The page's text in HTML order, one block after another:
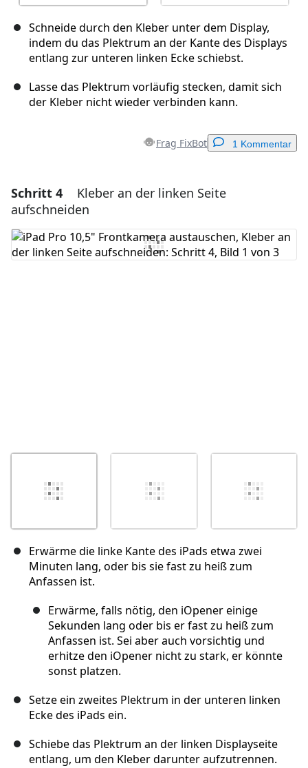
Schneide durch den Kleber unter dem Display,
indem du das Plektrum an der Kante des Displays
entlang zur unteren linken Ecke schiebst.
Lasse das Plektrum vorläufig stecken, damit sich
der Kleber nicht wieder verbinden kann.
Frag FixBot 1 Kommentar
Einen Kommentar hinzufügen
Kommentar hinzufügen
Schritt 4
Kleber an der linken Seite
aufschneiden
Erwärme die linke Kante des iPads etwa zwei
Minuten lang, oder bis sie fast zu heiß zum
Anfassen ist.
Erwärme, falls nötig, den iOpener einige
Sekunden lang oder bis er fast zu heiß zum
Anfassen ist. Sei aber auch vorsichtig und
erhitze den iOpener nicht zu stark, er könnte
sonst platzen.
Setze ein zweites Plektrum in der unteren linken
Ecke des iPads ein.
Schiebe das Plektrum an der linken Displayseite
entlang, um den Kleber darunter aufzutrennen.